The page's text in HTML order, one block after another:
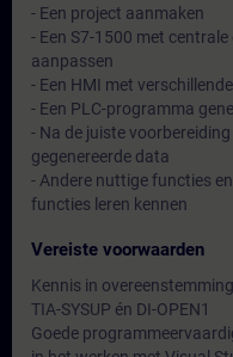
- Een project aanmaken
- Een S7-1500 met
aanpassen
- Een HMI met
- Een PLC-programma
- Na de juiste
gegenereerde data
- Andere nuttige functies
functies leren kennen
Vereiste voorwaarden
Kennis in
TIA-SYSUP én DI-OPEN1
Goede